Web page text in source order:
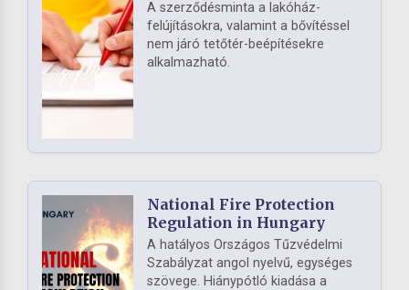
A szerződésminta a lakóház-
felújításokra, valamint a bővítéssel
nem járó tetőtér-beépítésekre
alkalmazható.
National Fire Protection
Regulation in Hungary
A hatályos Országos Tűzvédelmi
Szabályzat angol nyelvű, egységes
szövege. Hiánypótló kiadása a